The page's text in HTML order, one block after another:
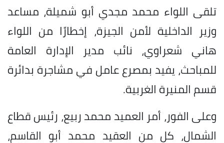
تلقى اللواء محمد مجدي أبو شميلة، مساعد
وزير الداخلية لأمن الجيزة، إخطارًا من اللواء
هاني شعراوي، نائب مدير الإدارة العامة
للمباحث، يفيد بمصرع عامل في مشاجرة بدائرة
قسم المنيرة الغربية.
وعلى الفور، أمر العميد محمد ربيع، رئيس قطاع
الشمال، كل من العقيد محمد أبو القاسم،